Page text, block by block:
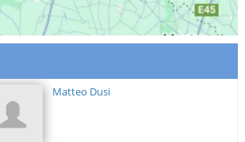
Matteo Dusi